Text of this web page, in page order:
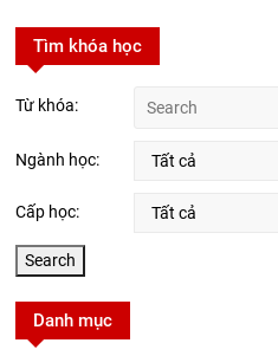
Tìm khóa học
Từ khóa:
Ngành học:
Cấp học:
Danh mục